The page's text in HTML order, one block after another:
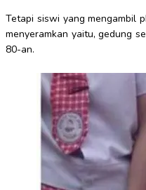
Tetapi siswi yang mengambil
menyeramkan yaitu, gedung
80-an.